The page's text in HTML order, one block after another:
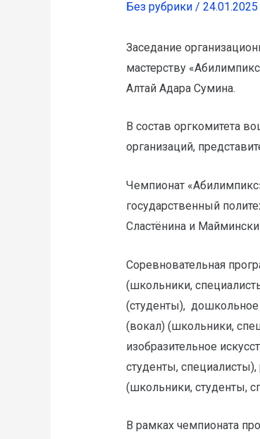
Без рубрики/ 24.01.2025
Заседание
мастерству
Алтай Адара Сумина.
В состав оргкомитета
организаций,
Чемпионат
государственный
Сластёнина и
Соревновательная
(школьники,
(студенты), дошкольное
(вокал) (школьники,
изобразительное
студенты,
(школьники, студенты,
В рамках чемпионата